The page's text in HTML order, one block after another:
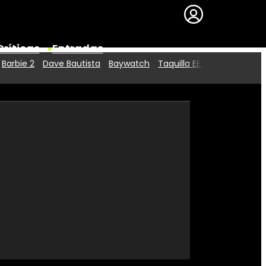
Entradas
Premios
Barbie 2 Dave Bautista Baywatch Taquilla EE.UU.